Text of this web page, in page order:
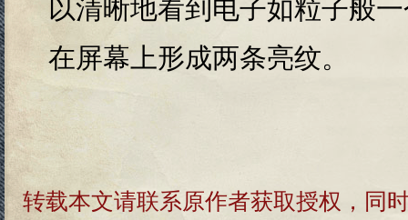
以清晰地看到电子如粒子般
在屏幕上形成两条亮纹。
转载本文请联系原作者获取授权，同